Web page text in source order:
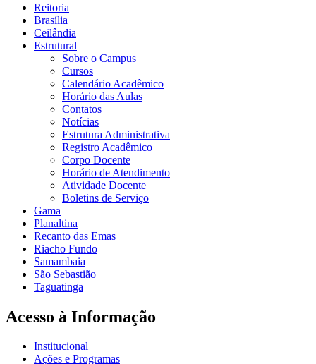
Reitoria
Brasília
Ceilândia
Estrutural
Sobre o Campus
Cursos
Calendário Acadêmico
Horário das Aulas
Contatos
Notícias
Estrutura Administrativa
Registro Acadêmico
Corpo Docente
Horário de Atendimento
Atividade Docente
Boletins de Serviço
Gama
Planaltina
Recanto das Emas
Riacho Fundo
Samambaia
São Sebastião
Taguatinga
Acesso à Informação
Institucional
Ações e Programas